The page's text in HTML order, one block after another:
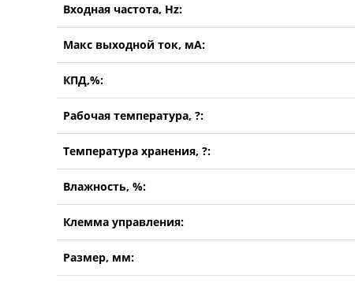
Входная частота, Hz:
Макс выходной ток, мА:
КПД,%:
Рабочая температура, ?:
Температура хранения, ?:
Влажность, %:
Клемма управления:
Размер, мм: